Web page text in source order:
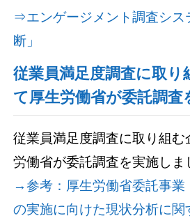
⇒エンゲージメント調査シス
断」
従業員満足度調査に取り
て厚生労働省が委託調査
従業員満足度調査に取り組む
労働省が委託調査を実施しま
→参考：厚生労働省委託事
の実施に向けた現状分析に関